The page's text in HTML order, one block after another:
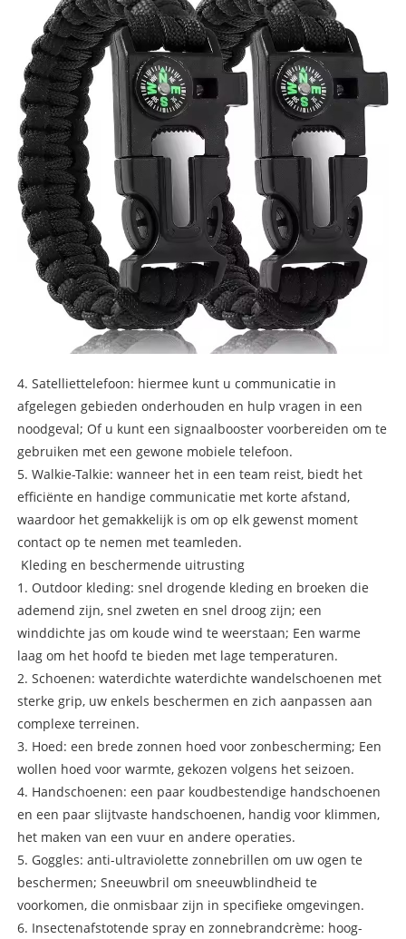
4. Satelliettelefoon: hiermee kunt u communicatie in
afgelegen gebieden onderhouden en hulp vragen in een
noodgeval; Of u kunt een signaalbooster voorbereiden om te
gebruiken met een gewone mobiele telefoon.
5. Walkie-Talkie: wanneer het in een team reist, biedt het
efficiënte en handige communicatie met korte afstand,
waardoor het gemakkelijk is om op elk gewenst moment
contact op te nemen met teamleden.
Kleding en beschermende uitrusting
1. Outdoor kleding: snel drogende kleding en broeken die
ademend zijn, snel zweten en snel droog zijn; een
winddichte jas om koude wind te weerstaan; Een warme
laag om het hoofd te bieden met lage temperaturen.
2. Schoenen: waterdichte waterdichte wandelschoenen met
sterke grip, uw enkels beschermen en zich aanpassen aan
complexe terreinen.
3. Hoed: een brede zonnen hoed voor zonbescherming; Een
wollen hoed voor warmte, gekozen volgens het seizoen.
4. Handschoenen: een paar koudbestendige handschoenen
en een paar slijtvaste handschoenen, handig voor klimmen,
het maken van een vuur en andere operaties.
5. Goggles: anti-ultraviolette zonnebrillen om uw ogen te
beschermen; Sneeuwbril om sneeuwblindheid te
voorkomen, die onmisbaar zijn in specifieke omgevingen.
6. Insectenafstotende spray en zonnebrandcrème: hoog-